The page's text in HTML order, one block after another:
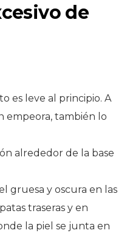
de
es leve al principio. A
empeora, también lo
alrededor de la base
gruesa y oscura en las
traseras y en
la piel se junta en